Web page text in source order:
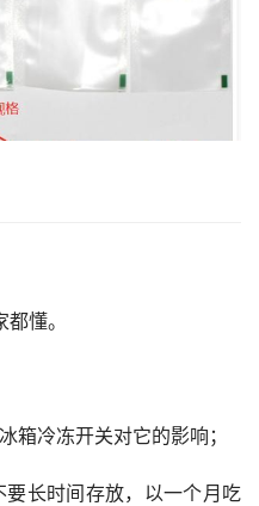
懂。
箱冷冻开关对它的影响；
要长时间存放，以一个月吃